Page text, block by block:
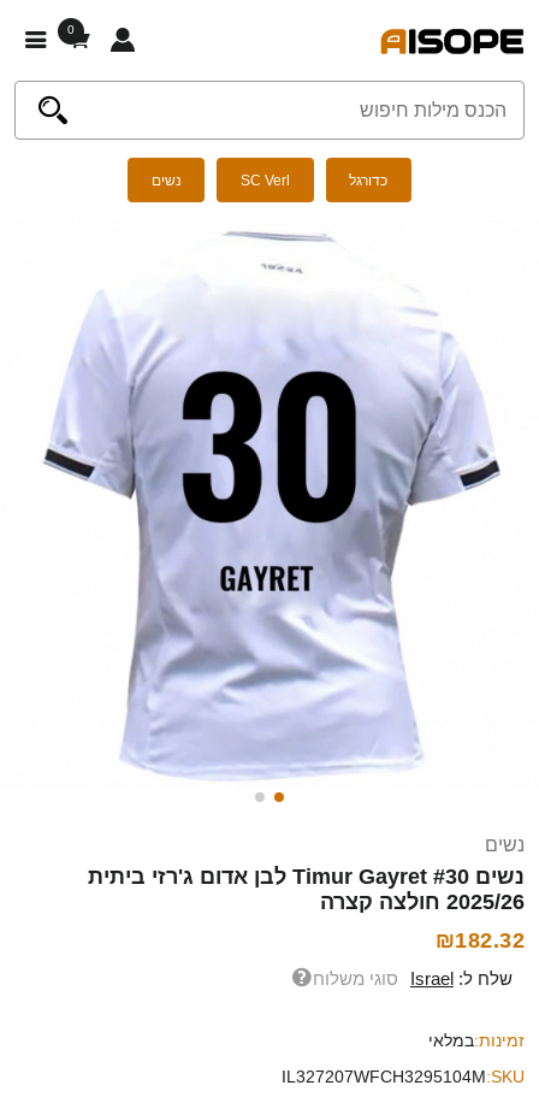
0
כדורגל SC Verl נשים
נשים
נשים Timur Gayret #30 לבן אדום ג'רזי ביתית
2025/26 חולצה קצרה
₪182.32
שלח ל: Israel סוגי משלוח
זמינות:במלאי
SKU:
IL327207WFCH3295104M